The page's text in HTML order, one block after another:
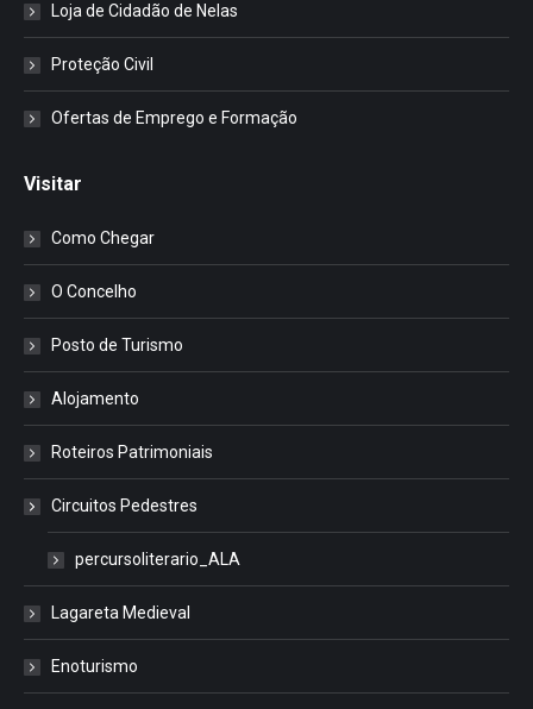
Loja de Cidadão de Nelas
Proteção Civil
Ofertas de Emprego e Formação
Visitar
Como Chegar
O Concelho
Posto de Turismo
Alojamento
Roteiros Patrimoniais
Circuitos Pedestres
percursoliterario_ALA
Lagareta Medieval
Enoturismo